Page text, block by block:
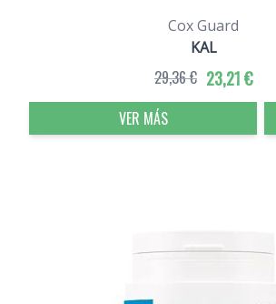
Cox Guard
KAL
23,21 €
29,36 €
VER MÁS